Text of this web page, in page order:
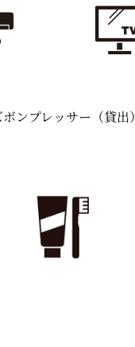
ンプレッサー（貸出）